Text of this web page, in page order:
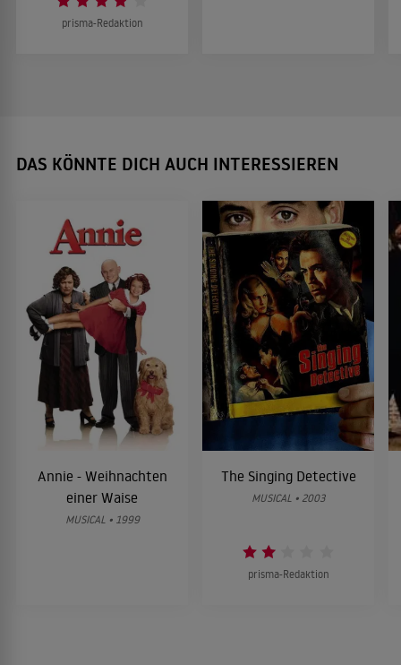
prisma-Redaktion
DAS KÖNNTE DICH AUCH INTERESSIEREN
Annie - Weihnachten
einer Waise
MUSICAL • 1999
The Singing Detective
MUSICAL • 2003
prisma-Redaktion